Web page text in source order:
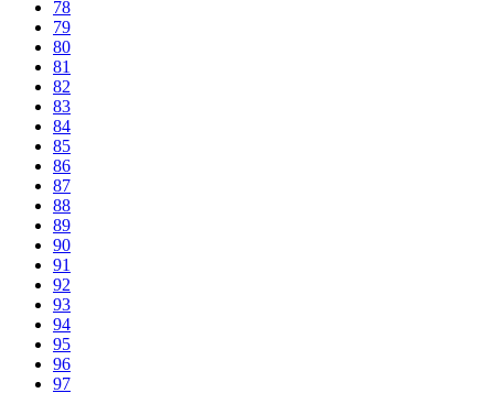
78
79
80
81
82
83
84
85
86
87
88
89
90
91
92
93
94
95
96
97